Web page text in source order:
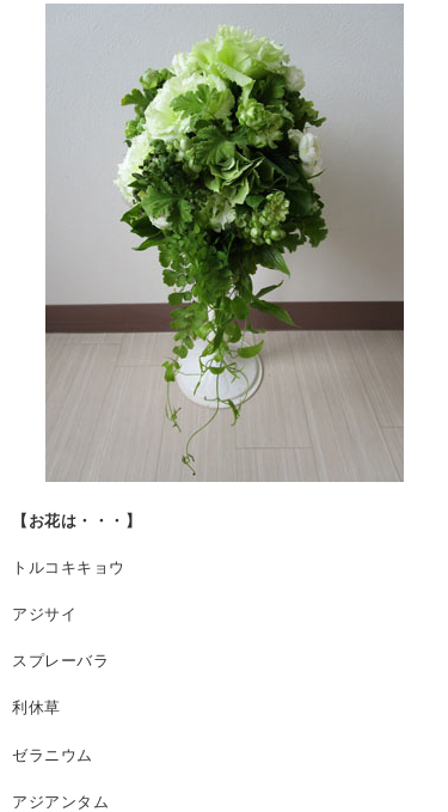
【お花は・・・】
トルコキキョウ
アジサイ
スプレーバラ
利休草
ゼラニウム
アジアンタム